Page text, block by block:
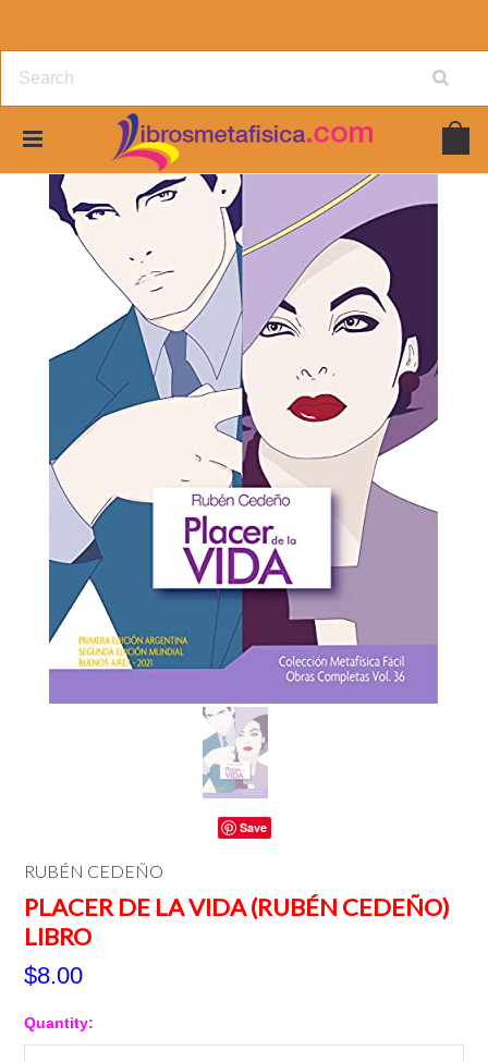
Save
RUBÉN CEDEÑO
PLACER DE LA VIDA (RUBÉN CEDEÑO)
LIBRO
$8.00
Quantity: